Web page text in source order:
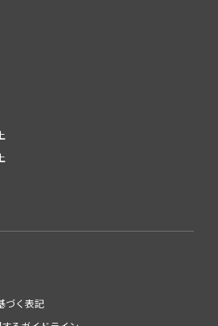
づく表記